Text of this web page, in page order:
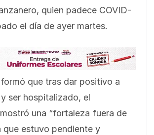
quien padece COVID-
el día de ayer martes.
que tras dar positivo a
ser hospitalizado, el
una “fortaleza fuera de
que estuvo pendiente y